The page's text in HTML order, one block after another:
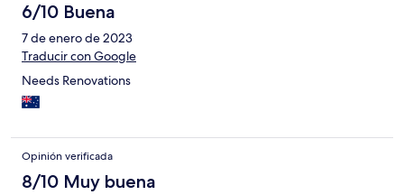
6/10 Buena
7 de enero de 2023
Traducir con Google
Needs Renovations
Opinión verificada
8/10 Muy buena